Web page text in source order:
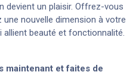
devient un plaisir. Offrez-vous
une nouvelle dimension à votre
allient beauté et fonctionnalité.
maintenant et faites de